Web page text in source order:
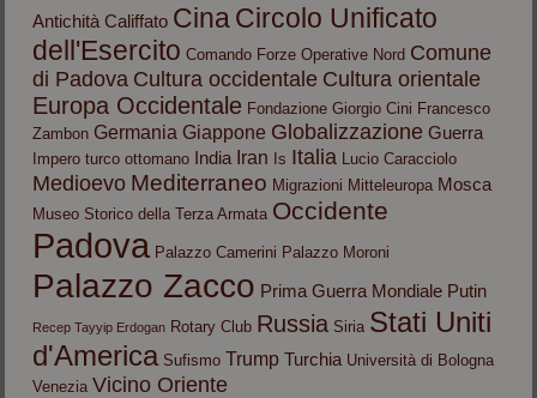
Antichità Califfato CinaCircolo Unificato
dell'Esercito Comando Forze Operative Nord Comune
di Padova Cultura occidentale Cultura orientale
Europa Occidentale Fondazione Giorgio Cini Francesco
Zambon Germania Giappone Globalizzazione Guerra
Impero turco ottomano India Iran Is Italia Lucio Caracciolo
Medioevo Mediterraneo Migrazioni Mitteleuropa Mosca
Museo Storico della Terza Armata Occidente
Padova Palazzo Camerini Palazzo Moroni
Palazzo Zacco Prima Guerra Mondiale Putin
Recep Tayyip Erdogan Rotary Club Russia Siria Stati Uniti
d'America Sufismo Trump Turchia Università di Bologna
Venezia Vicino Oriente